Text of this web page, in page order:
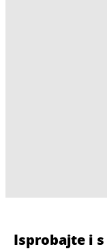
Isprobajte i s